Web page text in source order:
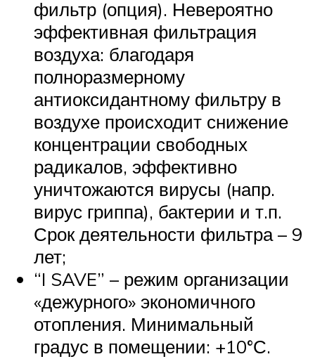
фильтр (опция). Невероятно
эффективная фильтрация
воздуха: благодаря
полноразмерному
антиоксидантному фильтру в
воздухе происходит снижение
концентрации свободных
радикалов, эффективно
уничтожаются вирусы (напр.
вирус гриппа), бактерии и т.п.
Срок деятельности фильтра – 9
лет;
“I SAVE” – режим организации
«дежурного» экономичного
отопления. Минимальный
градус в помещении: +10°С.